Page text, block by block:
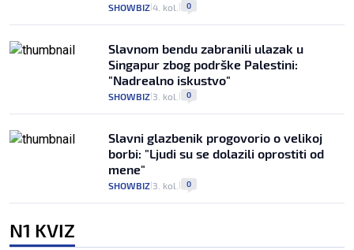
SHOWBIZ 4. kol. 0
Slavnom bendu zabranili ulazak u
Singapur zbog podrške Palestini:
"Nadrealno iskustvo"
SHOWBIZ 3. kol. 0
Slavni glazbenik progovorio o velikoj
borbi: "Ljudi su se dolazili oprostiti od
mene"
SHOWBIZ 3. kol. 0
N1 KVIZ